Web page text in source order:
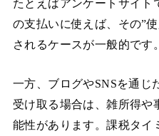
たとえばアンケートサイト
の支払いに使えば、その”
されるケースが一般的です。
一方、ブログやSNSを通じ
受け取る場合は、雑所得
能性があります。課税タイ